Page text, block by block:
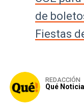
de
Fiestas
REDACCIÓN
Qué